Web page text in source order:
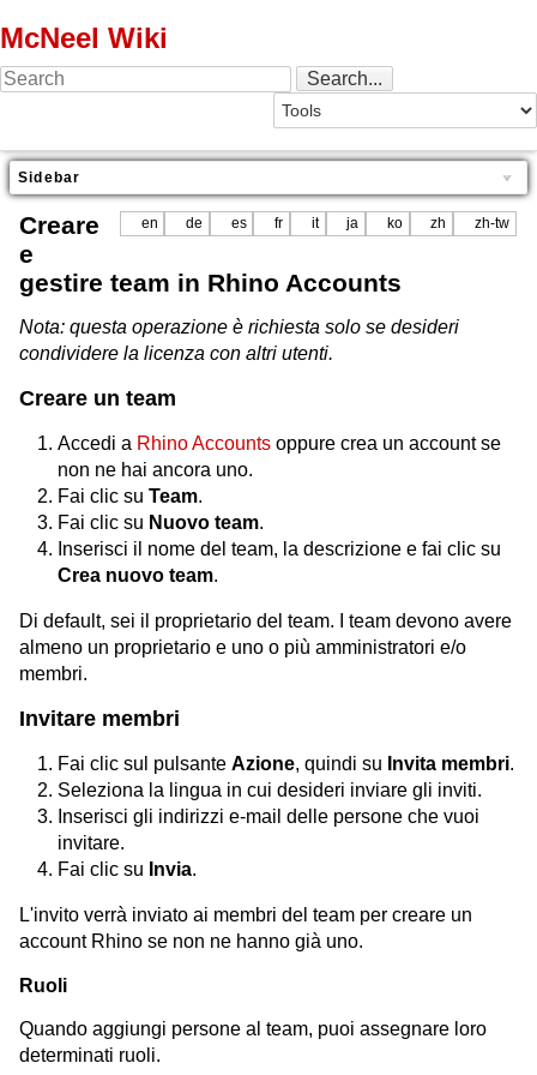
McNeel Wiki
Sidebar
en de es fr it ja ko zh zh-tw
Creare
e
gestire team in Rhino Accounts
Nota: questa operazione è richiesta solo se desideri
condividere la licenza con altri utenti.
Creare un team
Accedi a Rhino Accounts oppure crea un account se
non ne hai ancora uno.
Fai clic su Team.
Fai clic su Nuovo team.
Inserisci il nome del team, la descrizione e fai clic su
Crea nuovo team.
Di default, sei il proprietario del team. I team devono avere
almeno un proprietario e uno o più amministratori e/o
membri.
Invitare membri
Fai clic sul pulsante Azione, quindi su Invita membri.
Seleziona la lingua in cui desideri inviare gli inviti.
Inserisci gli indirizzi e-mail delle persone che vuoi
invitare.
Fai clic su Invia.
L'invito verrà inviato ai membri del team per creare un
account Rhino se non ne hanno già uno.
Ruoli
Quando aggiungi persone al team, puoi assegnare loro
determinati ruoli.